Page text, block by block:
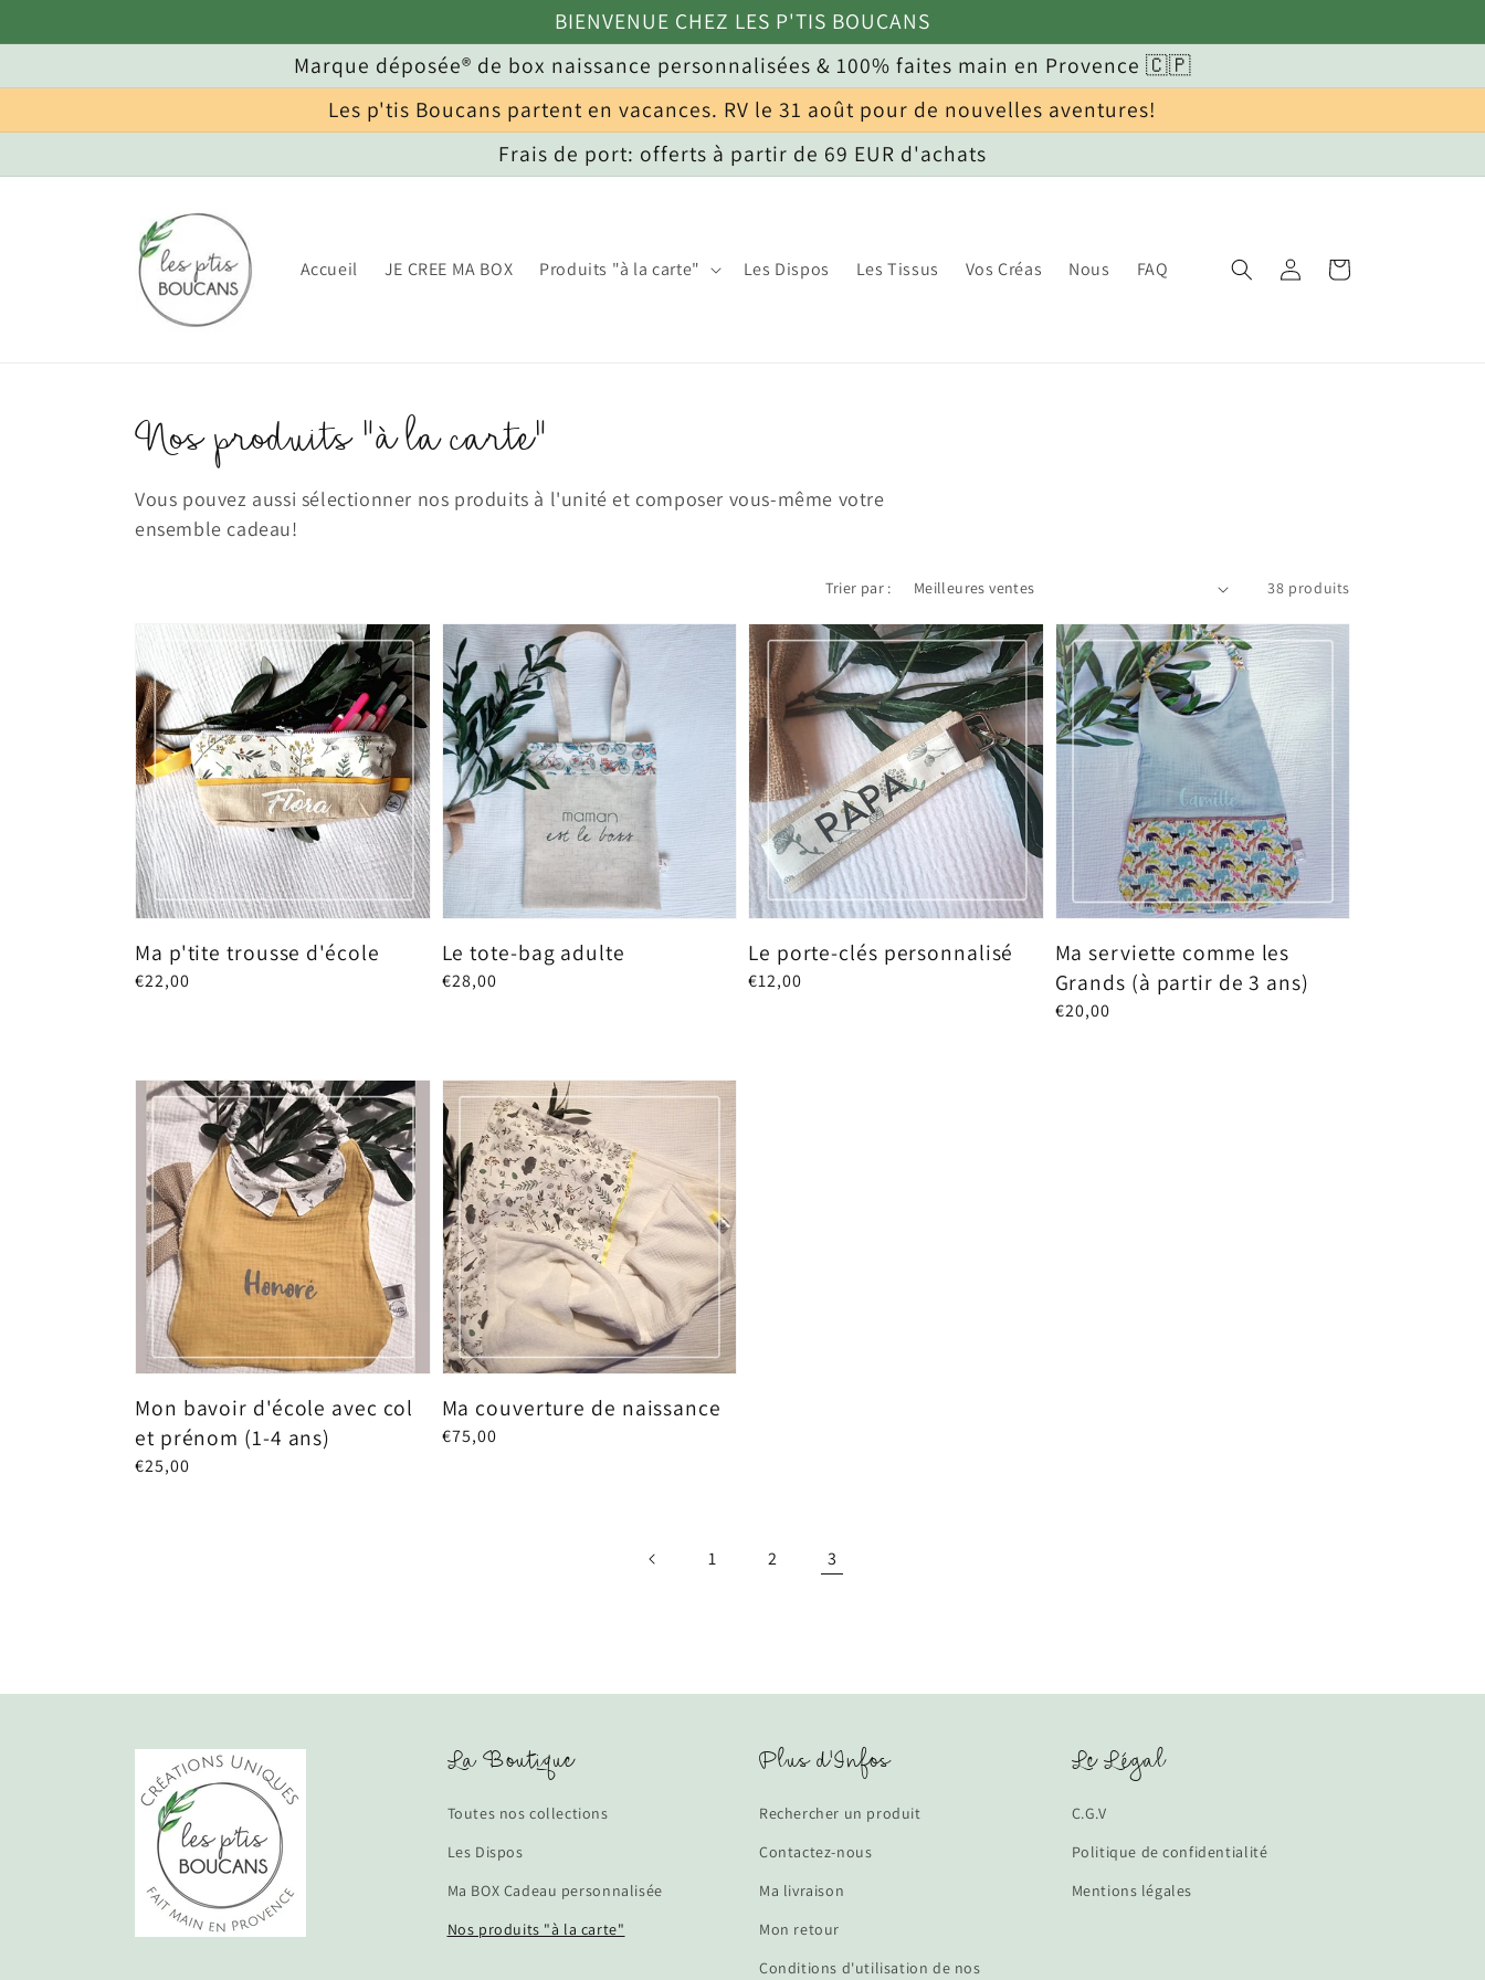
au
BIENVENUE CHEZ LES P'TIS BOUCANS
Marque déposée® de box naissance personnalisées & 100% faites main en Provence 🇨🇵
Les p'tis Boucans partent en vacances. RV le 31 août pour de nouvelles aventures!
Frais de port: offerts à partir de 69 EUR d'achats
Accueil JE CREE MA BOX Produits "à la carte" Les Dispos Les Tissus Vos Créas Nous FAQ ConnexionPanier
Collection:
Nos produits "à la carte"
Vous pouvez aussi sélectionner nos produits à l'unité et composer vous-même votre
ensemble cadeau!
Trier par : 38 produits
Ma p'tite trousse d'école
Prix
€22,00
Le tote-bag adulte
Prix
€28,00
Le porte-clés personnalisé
Prix
€12,00
Ma serviette comme les
Grands (à partir de 3 ans)
Prix
€20,00
Mon bavoir d'école avec col
et prénom (1-4 ans)
Prix
€25,00
Ma couverture de naissance
Prix
€75,00
1 2 3
La Boutique
Toutes nos collections
Les Dispos
Ma BOX Cadeau personnalisée
Nos produits "à la carte"
Plus d'Infos
Rechercher un produit
Contactez-nous
Ma livraison
Mon retour
Conditions d'utilisation de nos
Le Légal
C.G.V
Politique de confidentialité
Mentions légales